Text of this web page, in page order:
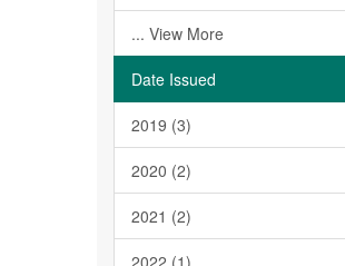
... View More
Date Issued
2019 (3)
2020 (2)
2021 (2)
2022 (1)